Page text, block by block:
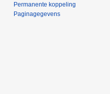
Permanente koppeling
Paginagegevens